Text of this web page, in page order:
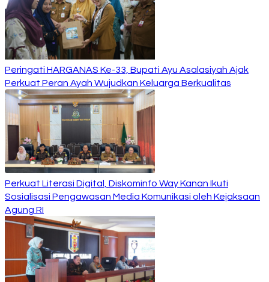
Peringati HARGANAS Ke-33, Bupati Ayu Asalasiyah Ajak
Perkuat Peran Ayah Wujudkan Keluarga Berkualitas
Perkuat Literasi Digital, Diskominfo Way Kanan Ikuti
Sosialisasi Pengawasan Media Komunikasi oleh Kejaksaan
Agung RI